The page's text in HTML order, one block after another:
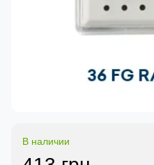
В наличии